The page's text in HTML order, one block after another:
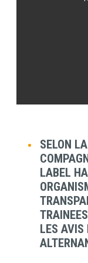
ContenuSELON
LABEL
LES AVIS